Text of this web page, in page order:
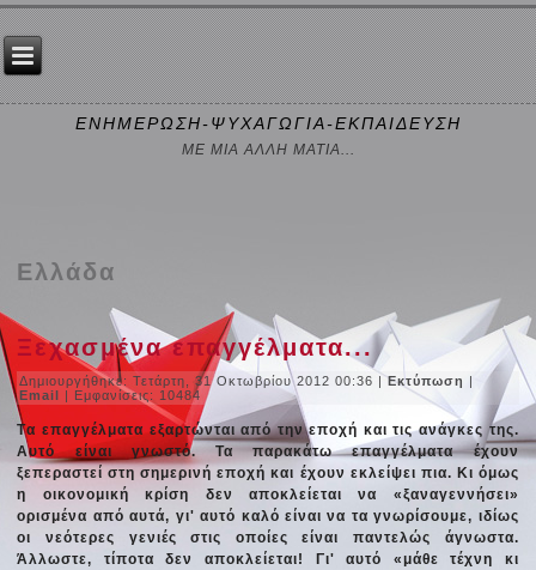
ΕΝΗΜΕΡΩΣΗ-ΨΥΧΑΓΩΓΙΑ-ΕΚΠΑΙΔΕΥΣΗ
ΜΕ ΜΙΑ ΑΛΛΗ ΜΑΤΙΑ...
Ελλάδα
Ξεχασμένα επαγγέλματα...
Δημιουργήθηκε: Τετάρτη, 31 Οκτωβρίου 2012 00:36 |Εκτύπωση |
Email | Εμφανίσεις: 10484
Tα επαγγέλματα εξαρτώνται από την εποχή και τις ανάγκες της.
Αυτό είναι γνωστό. Τα παρακάτω επαγγέλματα έχουν
ξεπεραστεί στη σημερινή εποχή και έχουν εκλείψει πια. Κι όμως
η οικονομική κρίση δεν αποκλείεται να «ξαναγεννήσει»
ορισμένα από αυτά, γι' αυτό καλό είναι να τα γνωρίσουμε, ιδίως
οι νεότερες γενιές στις οποίες είναι παντελώς άγνωστα.
Άλλωστε, τίποτα δεν αποκλείεται! Γι' αυτό «μάθε τέχνη κι